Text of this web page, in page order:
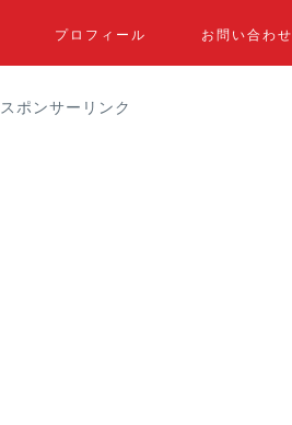
プロフィール お問い合わせ
スポンサーリンク